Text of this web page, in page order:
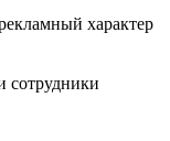
характер
сотрудники